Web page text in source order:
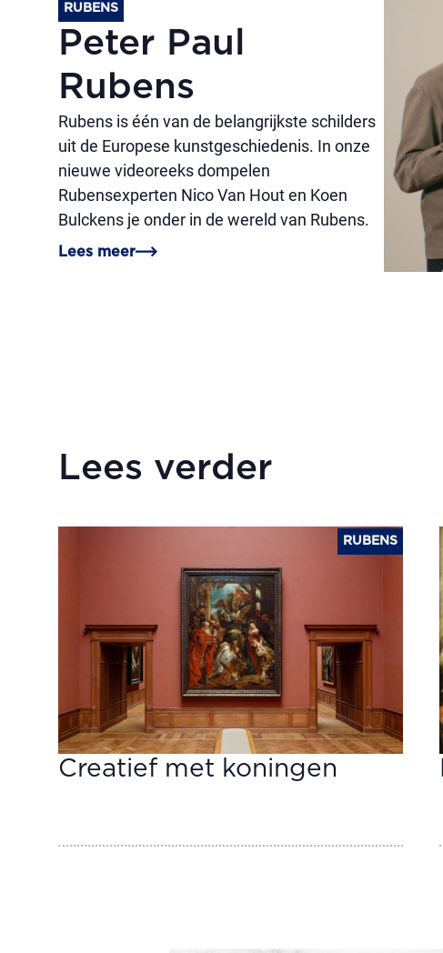
RUBENS
Peter Paul
Rubens
Rubens is één van de belangrijkste schilders
uit de Europese kunstgeschiedenis. In onze
nieuwe videoreeks dompelen
Rubensexperten Nico Van Hout en Koen
Bulckens je onder in de wereld van Rubens.
Lees meer
Lees verder
RUBENS
Creatief met koningen